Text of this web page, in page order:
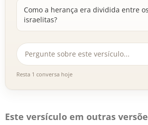
Como a herança era dividida entre
israelitas?
Resta 1 conversa hoje
Este versículo em outras